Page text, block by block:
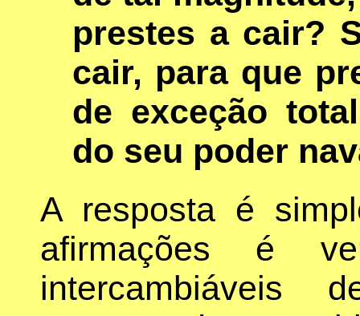
prestes a cair?
cair, para que
de exceção
do seu poder
A resposta é
afirmações é
intercambiáveis